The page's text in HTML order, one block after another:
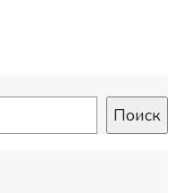
Поиск